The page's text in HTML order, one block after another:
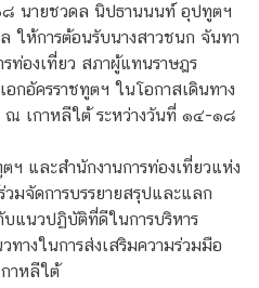
นายชวดล นิปธานนนท์ อุปทูตฯ
ให้การต้อนรับนางสาวชนก จันทา
รท่องเที่ยว สภาผู้แทนราษฎร
กอัครราชทูตฯ ในโอกาสเดินทาง
ณ เกาหลีใต้ ระหว่างวันที่ ๑๔-๑๘
ฯ และสำนักงานการท่องเที่ยวแห่ง
มจัดการบรรยายสรุปและแลก
แนวปฏิบัติที่ดีในการบริหาร
ทางในการส่งเสริมความร่วมมือ
กาหลีใต้